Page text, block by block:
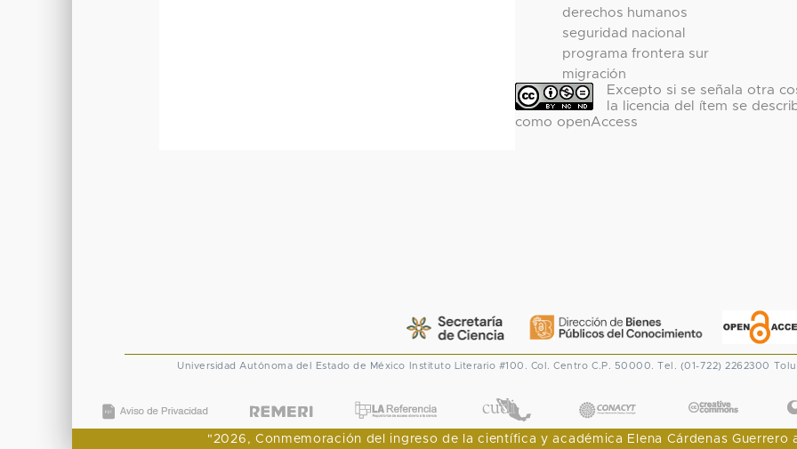
derechos humanos
seguridad nacional
programa frontera sur
migración
Excepto si se señala otra
la licencia del ítem se
como openAccess
Universidad Autónoma del Estado de México Instituto Literario #100. Col. Centro C.P. 50000. Tel. (01-722) 2262300
"2026, Conmemoración del ingreso de la científica y académica Elena Cárdenas